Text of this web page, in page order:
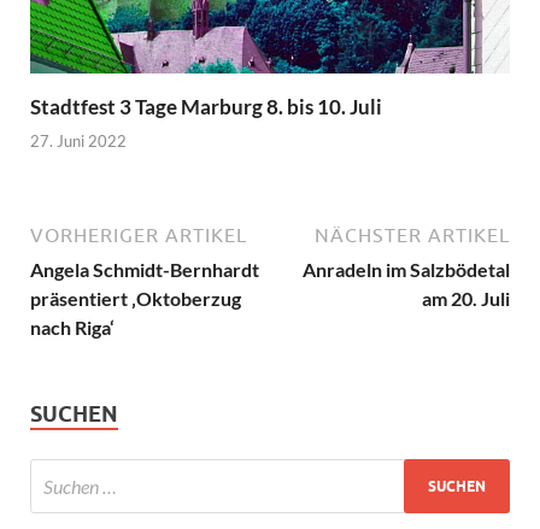
Stadtfest 3 Tage Marburg 8. bis 10. Juli
27. Juni 2022
VORHERIGER ARTIKEL
Angela Schmidt-Bernhardt
präsentiert ‚Oktoberzug
nach Riga‘
NÄCHSTER ARTIKEL
Anradeln im Salzbödetal
am 20. Juli
SUCHEN